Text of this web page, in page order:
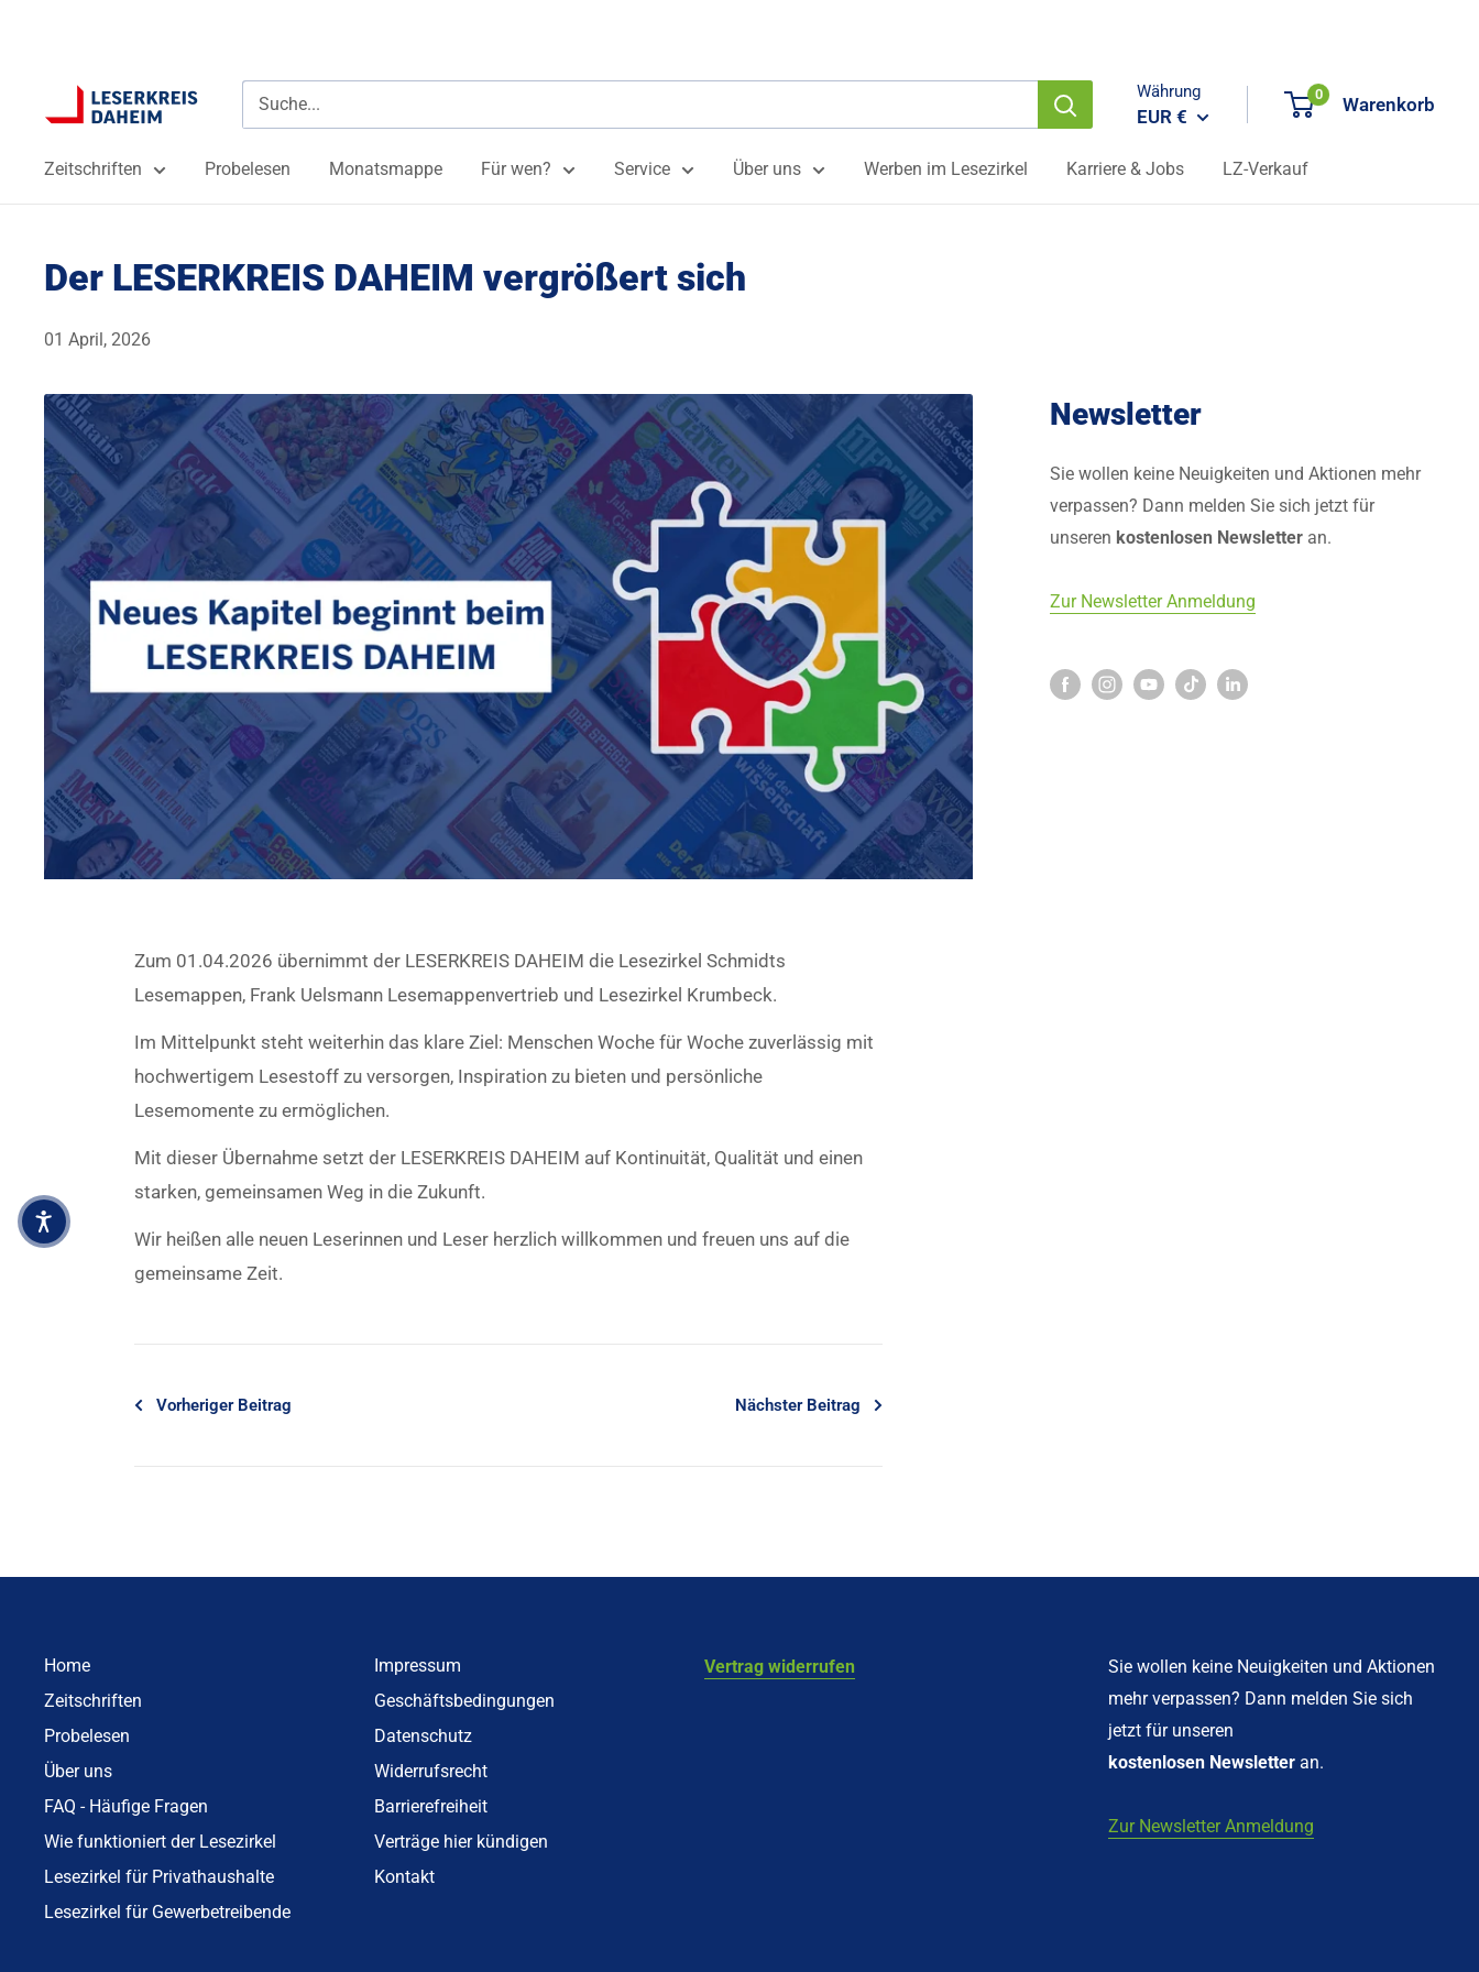
LESERKREIS DAHEIM Währung
EUR €
0 Warenkorb
Zeitschriften Probelesen Monatsmappe Für wen? Service Über uns Werben im Lesezirkel Karriere & Jobs LZ-Verkauf
Der LESERKREIS DAHEIM vergrößert sich
01 April, 2026
Zum 01.04.2026 übernimmt der LESERKREIS DAHEIM die Lesezirkel Schmidts
Lesemappen, Frank Uelsmann Lesemappenvertrieb und Lesezirkel Krumbeck.
Im Mittelpunkt steht weiterhin das klare Ziel: Menschen Woche für Woche zuverlässig mit
hochwertigem Lesestoff zu versorgen, Inspiration zu bieten und persönliche
Lesemomente zu ermöglichen.
Mit dieser Übernahme setzt der LESERKREIS DAHEIM auf Kontinuität, Qualität und einen
starken, gemeinsamen Weg in die Zukunft.
Wir heißen alle neuen Leserinnen und Leser herzlich willkommen und freuen uns auf die
gemeinsame Zeit.
Vorheriger Beitrag Nächster Beitrag
Newsletter
Sie wollen keine Neuigkeiten und Aktionen mehr
verpassen? Dann melden Sie sich jetzt für
unseren kostenlosen Newsletter an.
Zur Newsletter Anmeldung
Home
Zeitschriften
Probelesen
Über uns
FAQ - Häufige Fragen
Wie funktioniert der Lesezirkel
Lesezirkel für Privathaushalte
Lesezirkel für Gewerbetreibende
Impressum
Geschäftsbedingungen
Datenschutz
Widerrufsrecht
Barrierefreiheit
Verträge hier kündigen
Kontakt
Vertrag widerrufen
Sie wollen keine Neuigkeiten und Aktionen
mehr verpassen? Dann melden Sie sich
jetzt für unseren
kostenlosen Newsletter an.
Zur Newsletter Anmeldung